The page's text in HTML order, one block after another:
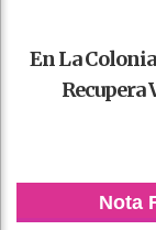
En La
Recupera
Nota